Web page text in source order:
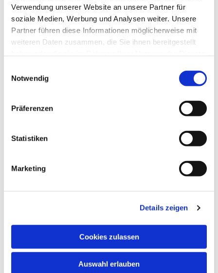
Verwendung unserer Website an unsere Partner für
soziale Medien, Werbung und Analysen weiter. Unsere
Partner führen diese Informationen möglicherweise mit
weiteren Daten zusammen, die Sie ihnen bereitgestellt
Notwendig
Präferenzen
Statistiken
Marketing
Details zeigen
Cookies zulassen
Auswahl erlauben
Eine Stunde, vollgepackt mit Themen, über
Schauen Sie doch mal vorbei!